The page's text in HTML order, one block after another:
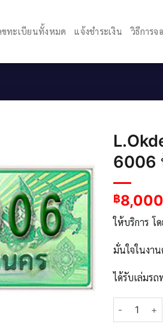
ขทะเบียนทั้งหมด แจ้งชำระเงิน วิธีการจ
6006
฿8,000
ให้บริการ โ
มั่นใจในงา
ได้รับเล่มร
จำนวน